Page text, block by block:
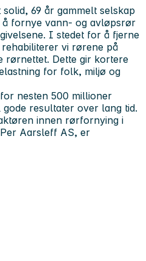
69 år gammelt selskap
å fornye vann- og avløpsrør
I stedet for å fjerne
vi rørene på
rørnettet. Dette gir kortere
for folk, miljø og
nesten 500 millioner
resultater over lang tid.
innen rørfornying i
Aarsleff AS, er